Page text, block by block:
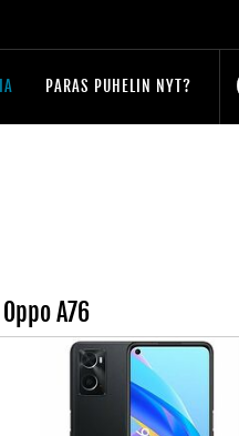
PARAS PUHELIN NYT?
Oppo A76